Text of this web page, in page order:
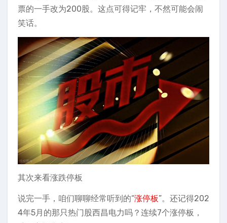
票的一手改为200股。这点可得记牢，不然可能会闹
笑话。
其次来看涨跌停板
说完一手，咱们聊聊经常听到的“涨停板”。还记得202
4年5月的那只热门股西昌电力吗？连续7个涨停板，